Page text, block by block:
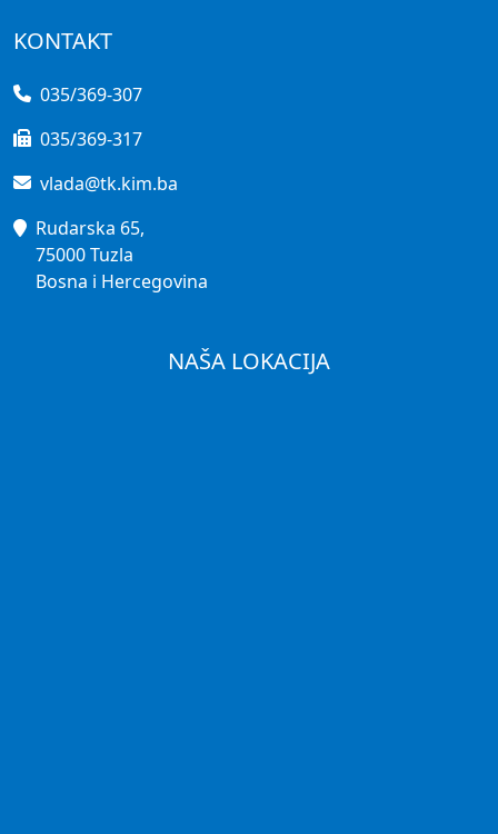
KONTAKT
035/369-307
035/369-317
vlada@tk.kim.ba
Rudarska 65,
75000 Tuzla
Bosna i Hercegovina
NAŠA LOKACIJA